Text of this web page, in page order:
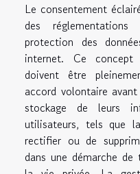
Le consentement
des
protection des
internet. Ce
doivent être
accord volontaire
stockage de leurs
utilisateurs, tels que
rectifier ou de
dans une démarche